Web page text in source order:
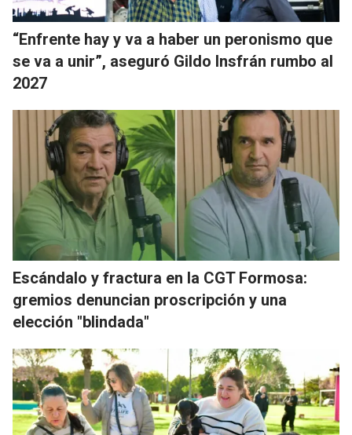
“Enfrente hay y va a haber un peronismo que
se va a unir”, aseguró Gildo Insfrán rumbo al
2027
Escándalo y fractura en la CGT Formosa:
gremios denuncian proscripción y una
elección "blindada"